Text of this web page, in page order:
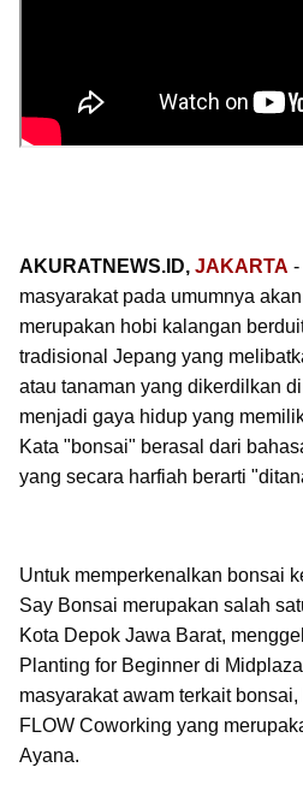
AKURATNEWS.ID, JAKARTA -
masyarakat pada umumnya
merupakan hobi kalangan
tradisional Jepang yang
atau tanaman yang dikerdilkan
menjadi gaya hidup yang
Kata "bonsai" berasal dari
yang secara harfiah berarti
Untuk memperkenalkan bonsai
Say Bonsai merupakan salah
Kota Depok Jawa Barat,
Planting for Beginner di
masyarakat awam terkait
FLOW Coworking yang
Ayana.